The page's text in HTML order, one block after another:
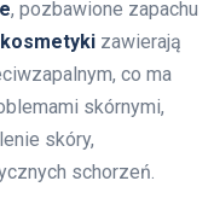
, pozbawione zapachu
zawierają
co ma
skórnymi,
skóry,
schorzeń.